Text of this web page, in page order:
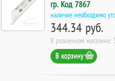
гр. Код 7867
наличие необходимо
344.34 руб.
В розничном магазине:
В корзину